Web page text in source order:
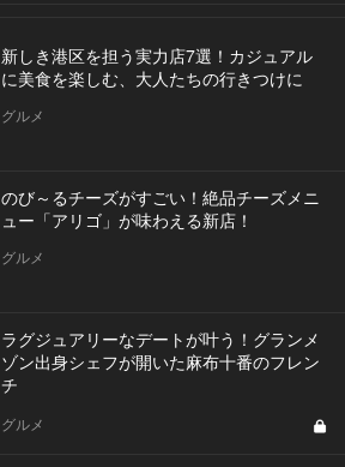
新しき港区を担う実力店7選！カジュアル
に美食を楽しむ、大人たちの行きつけに
グルメ
のび～るチーズがすごい！絶品チーズメニ
ュー「アリゴ」が味わえる新店！
グルメ
ラグジュアリーなデートが叶う！グランメ
ゾン出身シェフが開いた麻布十番のフレン
チ
グルメ